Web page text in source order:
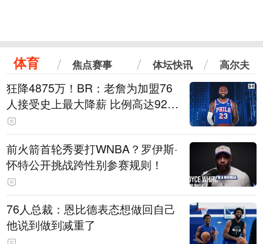
体育 焦点赛事 体坛快讯 高尔夫
狂降4875万！BR：老詹为加盟76
人接受史上最大降薪 比例高达92.
6%
前火箭首轮秀要打WNBA？罗伊斯·
怀特公开挑战跨性别参赛规则！
76人总裁：恩比德表态想做回自己
他说到做到减重了